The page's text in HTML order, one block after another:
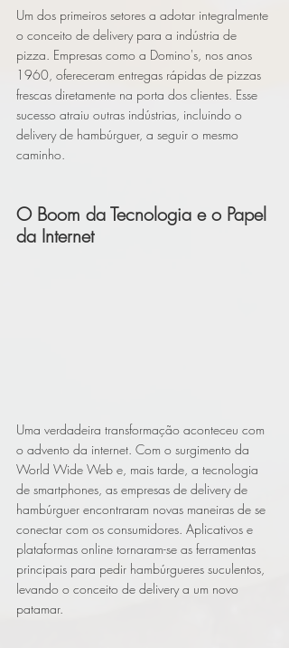
Um dos primeiros setores a adotar integralmente
o conceito de delivery para a indústria de
pizza. Empresas como a Domino's, nos anos
1960, ofereceram entregas rápidas de pizzas
frescas diretamente na porta dos clientes. Esse
sucesso atraiu outras indústrias, incluindo o
delivery de hambúrguer, a seguir o mesmo
caminho.
O Boom da Tecnologia e o Papel
da Internet
Uma verdadeira transformação aconteceu com
o advento da internet. Com o surgimento da
World Wide Web e, mais tarde, a tecnologia
de smartphones, as empresas de delivery de
hambúrguer encontraram novas maneiras de se
conectar com os consumidores. Aplicativos e
plataformas online tornaram-se as ferramentas
principais para pedir hambúrgueres suculentos,
levando o conceito de delivery a um novo
patamar.